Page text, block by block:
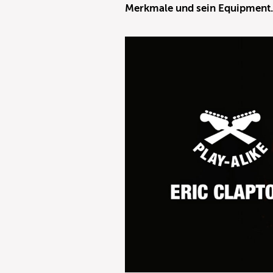
Merkmale und sein Equipment.